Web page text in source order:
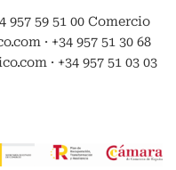
957 59 51 00 Comercio
· +34 957 51 30 68
· +34 957 51 03 03